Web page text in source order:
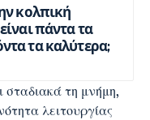
κολπική
πάντα τα
τα καλύτερα;
τη μνήμη,
λειτουργίας